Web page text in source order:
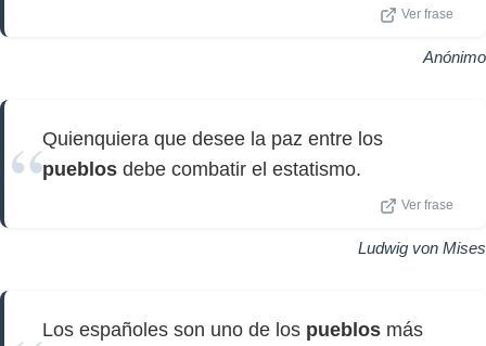
Ver frase
Anónimo
Quienquiera que desee la paz entre los
pueblos debe combatir el estatismo.
Ver frase
Ludwig von Mises
Los españoles son uno de los pueblos más